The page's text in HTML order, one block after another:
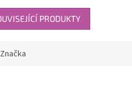
PRODUKTY
Značka